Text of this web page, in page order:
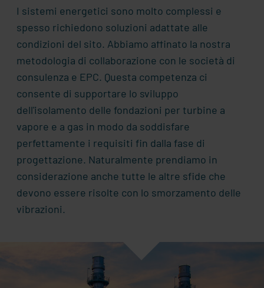
I sistemi energetici sono molto complessi e
spesso richiedono soluzioni adattate alle
condizioni del sito. Abbiamo affinato la nostra
metodologia di collaborazione con le società di
consulenza e EPC. Questa competenza ci
consente di supportare lo sviluppo
dell'isolamento delle fondazioni per turbine a
vapore e a gas in modo da soddisfare
perfettamente i requisiti fin dalla fase di
progettazione. Naturalmente prendiamo in
considerazione anche tutte le altre sfide che
devono essere risolte con lo smorzamento delle
vibrazioni.